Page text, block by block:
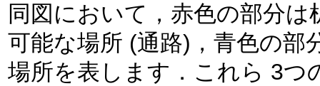
同図において，赤色の部分
可能な場所 (通路)，青色の部
場所を表します．これら 3つ